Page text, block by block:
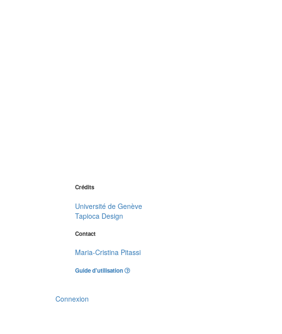
Crédits
Université de Genève
Tapioca Design
Contact
Maria-Cristina Pitassi
Guide d'utilisation
Connexion